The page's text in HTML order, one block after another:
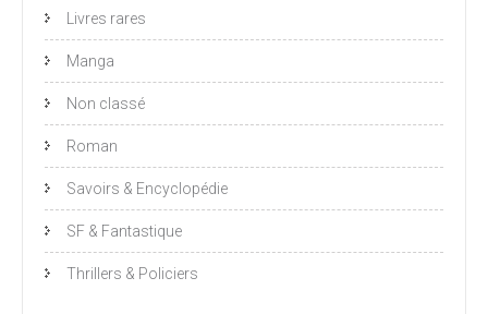
Livres rares
Manga
Non classé
Roman
Savoirs & Encyclopédie
SF & Fantastique
Thrillers & Policiers